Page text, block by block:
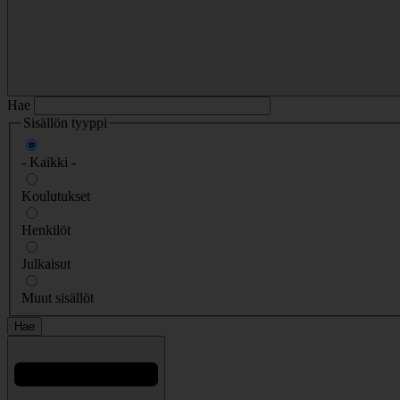
Hae
Sisällön tyyppi
- Kaikki -
Koulutukset
Henkilöt
Julkaisut
Muut sisällöt